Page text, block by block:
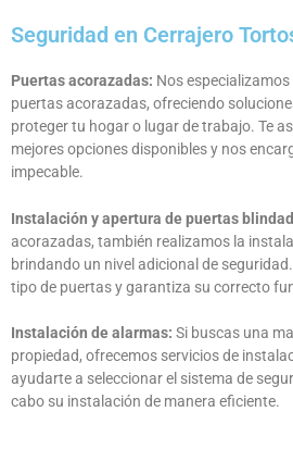
Seguridad en Cerrajero
Puertas acorazadas: Nos
puertas acorazadas, ofreciendo
proteger tu hogar o lugar de trabajo. Te
mejores opciones disponibles y nos
impecable.
Instalación y apertura de puertas
acorazadas, también realizamos la
brindando un nivel adicional de
tipo de puertas y garantiza su correcto
Instalación de alarmas: Si buscas una
propiedad, ofrecemos servicios de
ayudarte a seleccionar el sistema de
cabo su instalación de manera eficiente.